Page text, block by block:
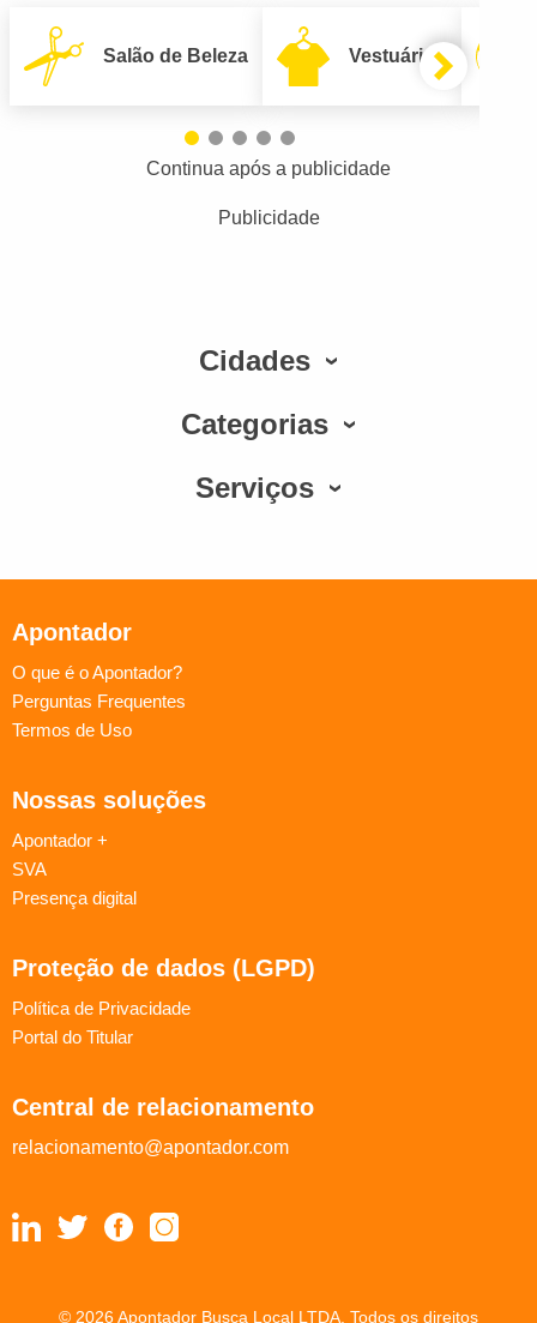
Salão de Beleza Vestuário
Continua após a publicidade
Publicidade
Cidades
Categorias
Serviços
Apontador
O que é o Apontador?
Perguntas Frequentes
Termos de Uso
Nossas soluções
Apontador +
SVA
Presença digital
Proteção de dados (LGPD)
Política de Privacidade
Portal do Titular
Central de relacionamento
relacionamento@apontador.com
© 2026 Apontador Busca Local LTDA. Todos os direitos